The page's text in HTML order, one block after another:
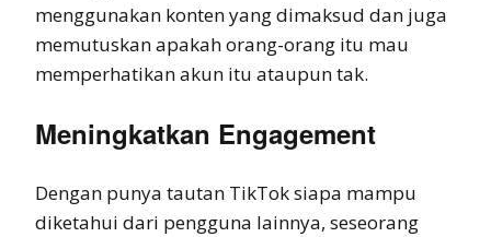
menggunakan konten yang dimaksud dan juga
memutuskan apakah orang-orang itu mau
memperhatikan akun itu ataupun tak.
Meningkatkan Engagement
Dengan punya tautan TikTok siapa mampu
diketahui dari pengguna lainnya, seseorang